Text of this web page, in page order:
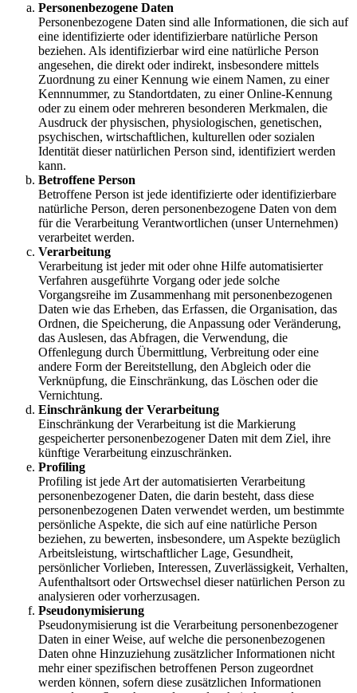
Personenbezogene Daten
Personenbezogene Daten sind alle Informationen, die sich auf
eine identifizierte oder identifizierbare natürliche Person
beziehen. Als identifizierbar wird eine natürliche Person
angesehen, die direkt oder indirekt, insbesondere mittels
Zuordnung zu einer Kennung wie einem Namen, zu einer
Kennnummer, zu Standortdaten, zu einer Online-Kennung
oder zu einem oder mehreren besonderen Merkmalen, die
Ausdruck der physischen, physiologischen, genetischen,
psychischen, wirtschaftlichen, kulturellen oder sozialen
Identität dieser natürlichen Person sind, identifiziert werden
kann.
Betroffene Person
Betroffene Person ist jede identifizierte oder identifizierbare
natürliche Person, deren personenbezogene Daten von dem
für die Verarbeitung Verantwortlichen (unser Unternehmen)
verarbeitet werden.
Verarbeitung
Verarbeitung ist jeder mit oder ohne Hilfe automatisierter
Verfahren ausgeführte Vorgang oder jede solche
Vorgangsreihe im Zusammenhang mit personenbezogenen
Daten wie das Erheben, das Erfassen, die Organisation, das
Ordnen, die Speicherung, die Anpassung oder Veränderung,
das Auslesen, das Abfragen, die Verwendung, die
Offenlegung durch Übermittlung, Verbreitung oder eine
andere Form der Bereitstellung, den Abgleich oder die
Verknüpfung, die Einschränkung, das Löschen oder die
Vernichtung.
Einschränkung der Verarbeitung
Einschränkung der Verarbeitung ist die Markierung
gespeicherter personenbezogener Daten mit dem Ziel, ihre
künftige Verarbeitung einzuschränken.
Profiling
Profiling ist jede Art der automatisierten Verarbeitung
personenbezogener Daten, die darin besteht, dass diese
personenbezogenen Daten verwendet werden, um bestimmte
persönliche Aspekte, die sich auf eine natürliche Person
beziehen, zu bewerten, insbesondere, um Aspekte bezüglich
Arbeitsleistung, wirtschaftlicher Lage, Gesundheit,
persönlicher Vorlieben, Interessen, Zuverlässigkeit, Verhalten,
Aufenthaltsort oder Ortswechsel dieser natürlichen Person zu
analysieren oder vorherzusagen.
Pseudonymisierung
Pseudonymisierung ist die Verarbeitung personenbezogener
Daten in einer Weise, auf welche die personenbezogenen
Daten ohne Hinzuziehung zusätzlicher Informationen nicht
mehr einer spezifischen betroffenen Person zugeordnet
werden können, sofern diese zusätzlichen Informationen